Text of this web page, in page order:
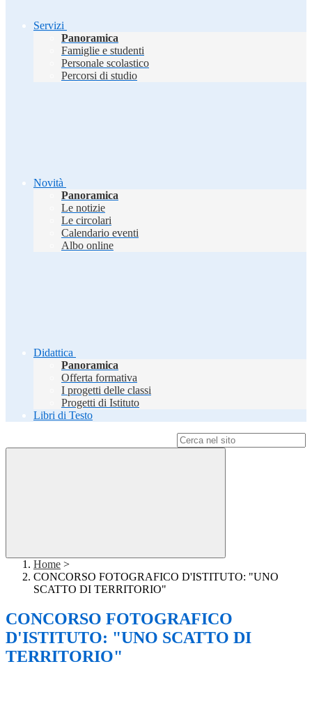
Servizi
Panoramica
Famiglie e studenti
Personale scolastico
Percorsi di studio
Novità
Panoramica
Le notizie
Le circolari
Calendario eventi
Albo online
Didattica
Panoramica
Offerta formativa
I progetti delle classi
Progetti di Istituto
Libri di Testo
Home >
CONCORSO FOTOGRAFICO D'ISTITUTO: "UNO
SCATTO DI TERRITORIO"
CONCORSO FOTOGRAFICO
D'ISTITUTO: "UNO SCATTO DI
TERRITORIO"